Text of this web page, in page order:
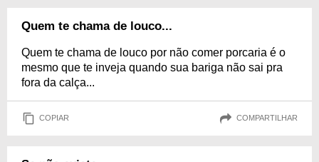
Quem te chama de louco...
Quem te chama de louco por não comer porcaria é o
mesmo que te inveja quando sua bariga não sai pra
fora da calça...
COPIAR COMPARTILHAR